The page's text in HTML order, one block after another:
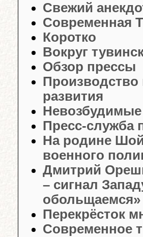
Свежий
Современная
Коротко
Вокруг
Обзор прессы
Производство
развития
Невозбудимые
Пресс-служба
На родине
военного
Дмитрий
– сигнал
обольщаемся»
Перекрёсток
Современное